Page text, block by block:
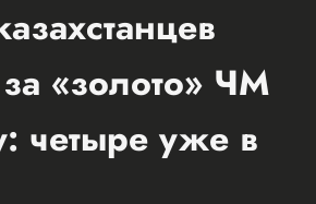
«золото» ЧМ
четыре уже в